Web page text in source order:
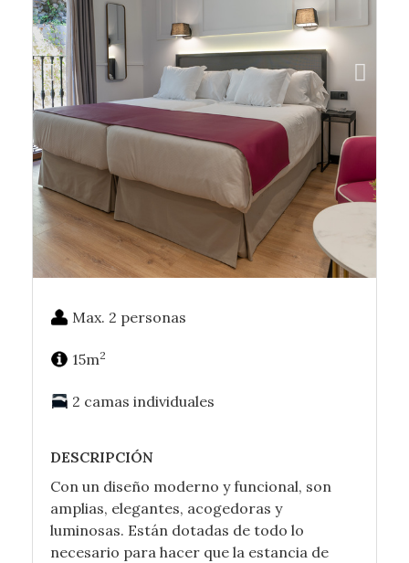
Max. 2 personas
15m2
2 camas individuales
DESCRIPCIÓN
Con un diseño moderno y funcional, son
amplias, elegantes, acogedoras y
luminosas. Están dotadas de todo lo
necesario para hacer que la estancia de